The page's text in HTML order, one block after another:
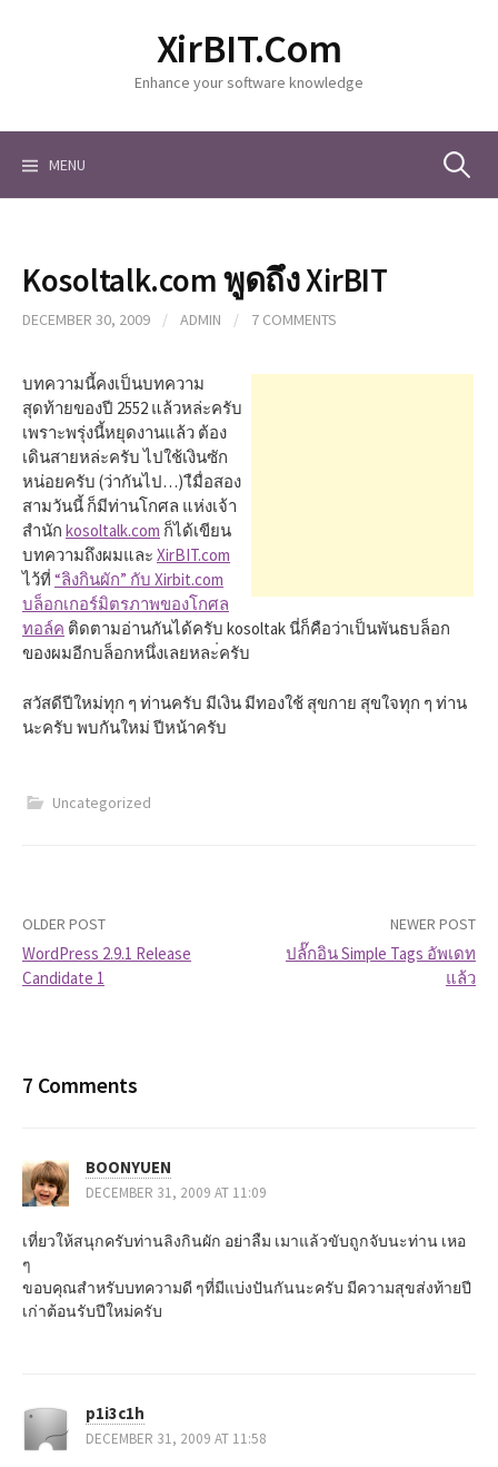
o
XirBIT.Com
Enhance your software knowledge
MENU S
o
r
Kosoltalk.com พูดถึง XirBIT
DECEMBER 30, 2009 / ADMIN / 7 COMMENTS
บทความนี้คงเป็นบทความ
สุดท้ายของปี 2552 แล้วหล่ะครับ
เพราะพรุ่งนี้หยุดงานแล้ว ต้อง
เดินสายหล่ะครับ ไปใช้เงินซัก
หน่อยครับ (ว่ากันไป…) เืมื่อสอง
สามวันนี้ ก็มีท่านโกศล แห่งเจ้า
สำนัก kosoltalk.com ก็ได้เขียน
บทความถึงผมและ XirBIT.com
ไว้ที่ “ลิงกินผัก” กับ Xirbit.com
บล็อกเกอร์มิตรภาพของโกศล
ทอล์ค ติดตามอ่านกันได้ครับ kosoltak นี่ก็คือว่าเป็นพันธบล็อก
ของผมอีกบล็อกหนึ่งเลยหละ่ครับ
สวัสดีปีใหม่ทุก ๆ ท่านครับ มีเงิน มีทองใช้ สุขกาย สุขใจทุก ๆ ท่าน
นะครับ พบกันใหม่ ปีหน้าครับ
Uncategorized
P
s
n
a
v
i
a
t
OLDER POST
WordPress 2.9.1 Release
Candidate 1
NEWER POST
ปลั๊กอิน Simple Tags อัพเดท
แล้ว
7 Comments
BOONYUEN
DECEMBER 31, 2009 AT 11:09
เที่ยวให้สนุกครับท่านลิงกินผัก อย่าลืม เมาแล้วขับถูกจับนะท่าน เหอ
ๆ
ขอบคุณสำหรับบทความดี ๆที่มีแบ่งปันกันนะครับ มีความสุขส่งท้ายปี
เก่าต้อนรับปีใหม่ครับ
p1i3c1h
DECEMBER 31, 2009 AT 11:58